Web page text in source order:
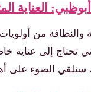
العناية
والنظافة من
تحتاج إلى
سنلقي الضوء